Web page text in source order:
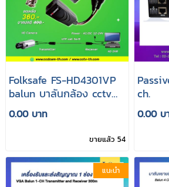
Folksafe FS-HD4301VP
balun บาลันกล้อง cctv
ไฟในตัวเดินสายสัญญาณ
ได้ไกล 250เมตร ดีที่สุด
0.00 บาท
ขายแล้ว 54
ch.
0.00 บ
แนะนำ